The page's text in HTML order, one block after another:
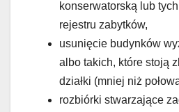
konserwatorską lub
rejestru zabytków,
usunięcie budynków
albo takich, które stoją
działki (mniej niż
rozbiórki stwarzające